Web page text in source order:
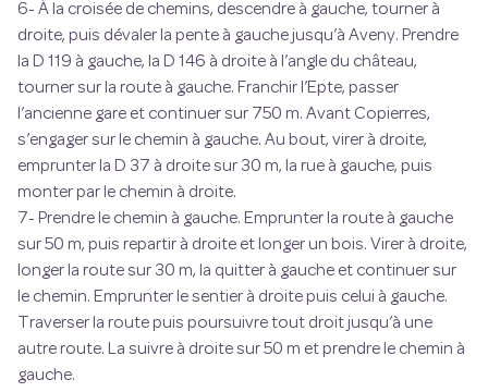
6- À la croisée de chemins, descendre à gauche, tourner à
droite, puis dévaler la pente à gauche jusqu’à Aveny. Prendre
la D 119 à gauche, la D 146 à droite à l’angle du château,
tourner sur la route à gauche. Franchir l’Epte, passer
l’ancienne gare et continuer sur 750 m. Avant Copierres,
s’engager sur le chemin à gauche. Au bout, virer à droite,
emprunter la D 37 à droite sur 30 m, la rue à gauche, puis
monter par le chemin à droite.
7- Prendre le chemin à gauche. Emprunter la route à gauche
sur 50 m, puis repartir à droite et longer un bois. Virer à droite,
longer la route sur 30 m, la quitter à gauche et continuer sur
le chemin. Emprunter le sentier à droite puis celui à gauche.
Traverser la route puis poursuivre tout droit jusqu’à une
autre route. La suivre à droite sur 50 m et prendre le chemin à
gauche.